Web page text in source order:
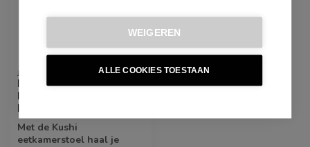
WEIGEREN
ALLE COOKIES TOESTAAN
JESPER HOME
Kushi Stone Haze
Eetkamerstoel - Quad
Beige
Met de Kushi
eetkamerstoel haal je